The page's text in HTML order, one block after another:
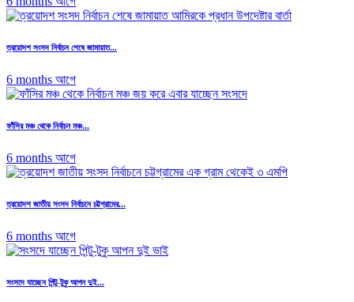
ত্রয়োদশ সংসদ নির্বাচন শেষে জামায়াত...
6 months আগে
ফাঁসির মঞ্চ থেকে নির্বাচন মঞ্চ...
6 months আগে
ত্রয়োদশ জাতীয় সংসদ নির্বাচনে চট্টগ্রামের...
6 months আগে
সংসদে যাচ্ছেন পিন্টু-টুকু আপন দুই...